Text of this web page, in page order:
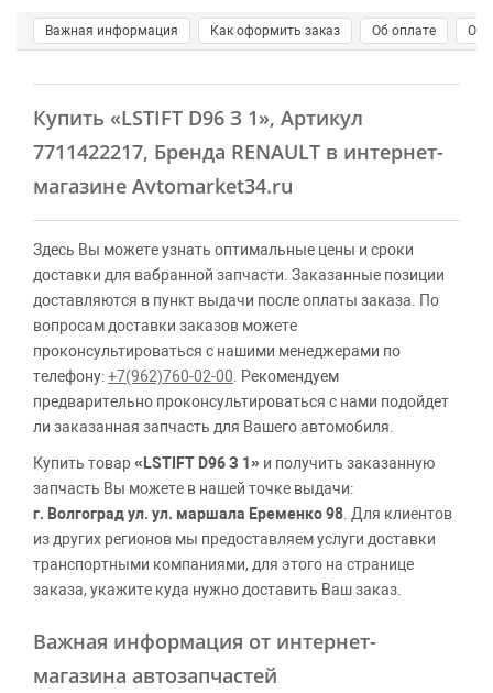
Важная информация Как оформить заказ Об оплате О
Купить «LSTIFT D96 З 1», Артикул
7711422217, Бренда RENAULT в интернет-
магазине Avtomarket34.ru
Здесь Вы можете узнать оптимальные цены и сроки
доставки для вабранной запчасти. Заказанные позиции
доставляются в пункт выдачи после оплаты заказа. По
вопросам доставки заказов можете
проконсультироваться с нашими менеджерами по
телефону:+7(962)760-02-00 . Рекомендуем
предварительно проконсультироваться с нами подойдет
ли заказанная запчасть для Вашего автомобиля.
Купить товар«LSTIFT D96 З 1» и получить заказанную
запчасть Вы можете в нашей точке выдачи:
г. Волгоград ул. ул. маршала Еременко 98 . Для клиентов
из других регионов мы предоставляем услуги доставки
транспортными компаниями, для этого на странице
заказа, укажите куда нужно доставить Ваш заказ.
Важная информация от интернет-
магазина автозапчастей